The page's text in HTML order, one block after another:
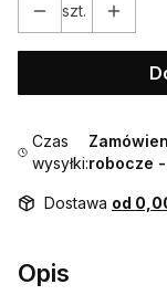
szt.
Czas
wysyłki:robocze -
Dostawa od
Opis